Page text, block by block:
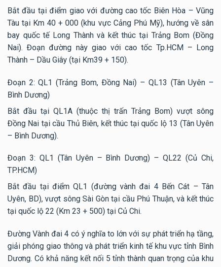
Bắt đầu tại điểm giao với đường cao tốc Biên Hòa – Vũng
Tàu tại Km 40 + 000 (khu vực Cảng Phú Mỹ), hướng về sân
bay quốc tế Long Thành và kết thúc tại Trảng Bom (Đồng
Nai). Đoạn đường này giao với cao tốc Tp.HCM – Long
Thành – Dầu Giây (tại Km39 + 150).
Đoạn 2: QL1 (Trảng Bom, Đồng Nai) – QL13 (Tân Uyên –
Bình Dương)
Bắt đầu tại QL1A (thuộc thị trấn Trảng Bom) vượt sông
Đồng Nai tại cầu Thủ Biên, kết thúc tại quốc lộ 13 (Tân Uyên
– Bình Dương).
Đoạn 3: QL1 (Tân Uyên – Bình Dương) – QL22 (Củ Chi,
TP.HCM)
Bắt đầu tại điểm QL1 (đường vành đai 4 Bến Cát – Tân
Uyên, BD), vượt sông Sài Gòn tại cầu Phú Thuận, và kết thúc
tại quốc lộ 22 (Km 23 + 500) tại Củ Chi.
Đường Vành đai 4 có ý nghĩa to lớn với sự phát triển hạ tầng,
giải phóng giao thông và phát triển kinh tế khu vực tỉnh Bình
Dương. Có khả năng kết nối 5 tỉnh thành quan trọng của khu